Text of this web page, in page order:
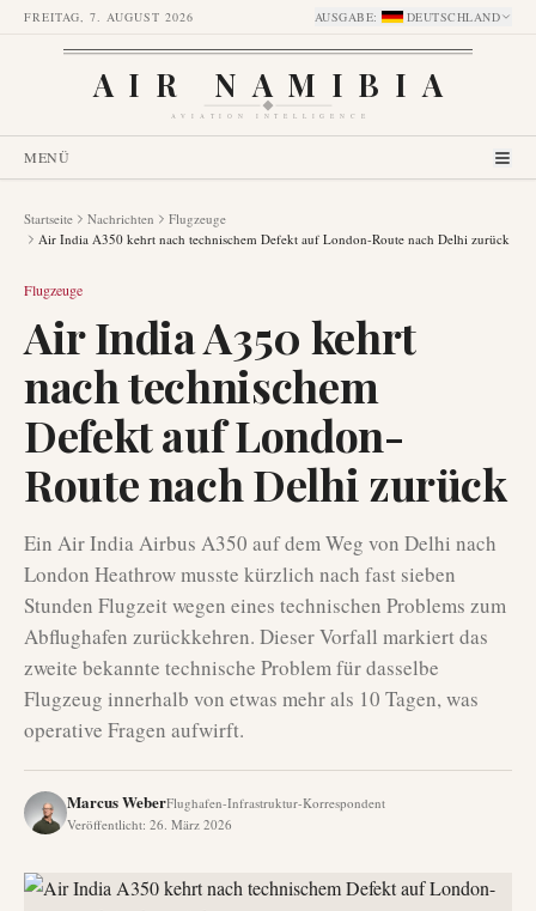
FREITAG, 7. AUGUST 2026 AUSGABE: DEUTSCHLAND
AIR NAMIBIA
AVIATION INTELLIGENCE
MENÜ
Startseite Nachrichten
Flugzeuge
Air India A350 kehrt nach technischem Defekt auf London-Route nach Delhi zurück
Flugzeuge
Air India A350 kehrt
nach technischem
Defekt auf London-
Route nach Delhi zurück
Ein Air India Airbus A350 auf dem Weg von Delhi nach
London Heathrow musste kürzlich nach fast sieben
Stunden Flugzeit wegen eines technischen Problems zum
Abflughafen zurückkehren. Dieser Vorfall markiert das
zweite bekannte technische Problem für dasselbe
Flugzeug innerhalb von etwas mehr als 10 Tagen, was
operative Fragen aufwirft.
Marcus WeberFlughafen-Infrastruktur-Korrespondent
Veröffentlicht: 26. März 2026